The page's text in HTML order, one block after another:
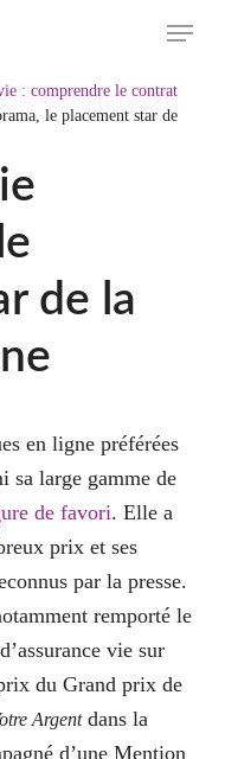
Menu
: comprendre le contrat
le placement star de
de la
en ligne préférées
sa large gamme de
de favori. Elle a
prix et ses
par la presse.
remporté le
vie sur
du Grand prix de
Argentdans la
d’une Mention